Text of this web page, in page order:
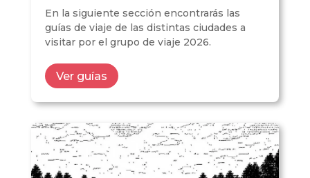
En la siguiente sección encontrarás las
guías de viaje de las distintas ciudades a
visitar por el grupo de viaje 2026.
Ver guías